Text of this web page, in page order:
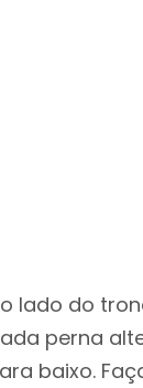
lado do
perna
baixo.